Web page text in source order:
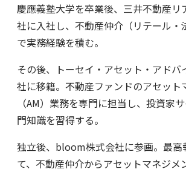
慶應義塾大学を卒業後、三井不動産リ
社に入社し、不動産仲介（リテール・
で実務経験を積む。
その後、トーセイ・アセット・アドバ
社に移籍。不動産ファンドのアセット
（AM）業務を専門に担当し、投資家
門知識を習得する。
独立後、bloom株式会社に参画。最高
て、不動産仲介からアセットマネジメ